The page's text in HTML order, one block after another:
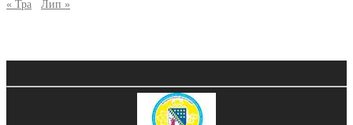
« Тра
Лип »